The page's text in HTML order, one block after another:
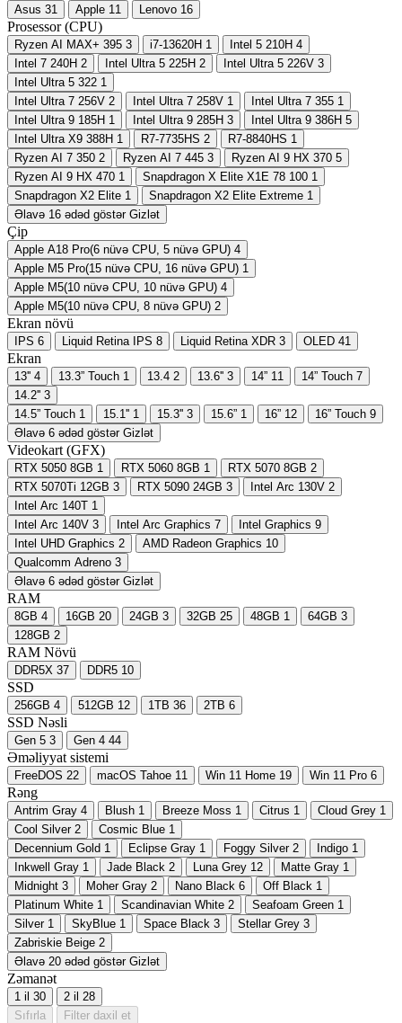
Asus 31 Apple 11 Lenovo 16
Prosessor (CPU)
Ryzen AI MAX+ 395 3 i7-13620H 1 Intel 5 210H 4
Intel 7 240H 2 Intel Ultra 5 225H 2 Intel Ultra 5 226V 3
Intel Ultra 5 322 1
Intel Ultra 7 256V 2 Intel Ultra 7 258V 1 Intel Ultra 7 355 1
Intel Ultra 9 185H 1 Intel Ultra 9 285H 3 Intel Ultra 9 386H 5
Intel Ultra X9 388H 1 R7-7735HS 2 R7-8840HS 1
Ryzen AI 7 350 2 Ryzen AI 7 445 3 Ryzen AI 9 HX 370 5
Ryzen AI 9 HX 470 1 Snapdragon X Elite X1E 78 100 1
Snapdragon X2 Elite 1 Snapdragon X2 Elite Extreme 1
Əlavə 16 ədəd göstər Gizlət
Çip
Apple A18 Pro(6 nüvə CPU, 5 nüvə GPU) 4
Apple M5 Pro(15 nüvə CPU, 16 nüvə GPU) 1
Apple M5(10 nüvə CPU, 10 nüvə GPU) 4
Apple M5(10 nüvə CPU, 8 nüvə GPU) 2
Ekran növü
IPS 6 Liquid Retina IPS 8 Liquid Retina XDR 3 OLED 41
Ekran
13'' 4 13.3” Touch 1 13.4 2 13.6'' 3 14” 11 14” Touch 7
14.2'' 3
14.5” Touch 1 15.1'' 1 15.3'' 3 15.6” 1 16” 12 16” Touch 9
Əlavə 6 ədəd göstər Gizlət
Videokart (GFX)
RTX 5050 8GB 1 RTX 5060 8GB 1 RTX 5070 8GB 2
RTX 5070Ti 12GB 3 RTX 5090 24GB 3 Intel Arc 130V 2
Intel Arc 140T 1
Intel Arc 140V 3 Intel Arc Graphics 7 Intel Graphics 9
Intel UHD Graphics 2 AMD Radeon Graphics 10
Qualcomm Adreno 3
Əlavə 6 ədəd göstər Gizlət
RAM
8GB 4 16GB 20 24GB 3 32GB 25 48GB 1 64GB 3
128GB 2
RAM Növü
DDR5X 37 DDR5 10
SSD
256GB 4 512GB 12 1TB 36 2TB 6
SSD Nəsli
Gen 5 3 Gen 4 44
Əməliyyat sistemi
FreeDOS 22 macOS Tahoe 11 Win 11 Home 19 Win 11 Pro 6
Rəng
Antrim Gray 4 Blush 1 Breeze Moss 1 Citrus 1 Cloud Grey 1
Cool Silver 2 Cosmic Blue 1
Decennium Gold 1 Eclipse Gray 1 Foggy Silver 2 Indigo 1
Inkwell Gray 1 Jade Black 2 Luna Grey 12 Matte Gray 1
Midnight 3 Moher Gray 2 Nano Black 6 Off Black 1
Platinum White 1 Scandinavian White 2 Seafoam Green 1
Silver 1 SkyBlue 1 Space Black 3 Stellar Grey 3
Zabriskie Beige 2
Əlavə 20 ədəd göstər Gizlət
Zəmanət
1 il 30 2 il 28
Sıfırla
Filter daxil et